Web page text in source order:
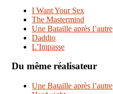
I Want Your Sex
The Mastermind
Une Bataille après l’autre
Daddio
L’Impasse
Du même réalisateur
Une Bataille après l’autre